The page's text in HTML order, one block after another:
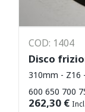
COD: 1404
Disco
310mm - Z16
600 650 700
262,30 €